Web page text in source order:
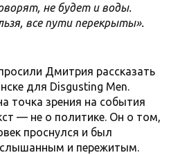
не будет и воды.
все пути перекрыты».
Дмитрия рассказать
для Disgusting Men.
точка зрения на события
— не о политике. Он о том,
проснулся и был
и пережитым.